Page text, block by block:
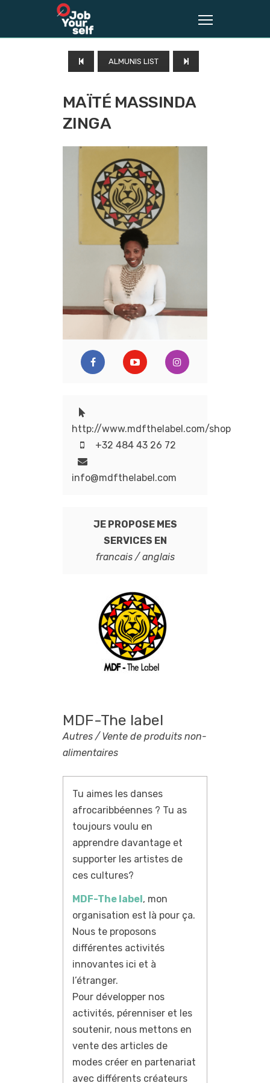
ALMUNIS LIST
MAÏTÉ MASSINDA
ZINGA
http://www.mdfthelabel.com/shop
+32 484 43 26 72
info@mdfthelabel.com
JE PROPOSE MES
SERVICES EN
francais / anglais
MDF-The label
Autres / Vente de produits non-
alimentaires
Tu aimes les danses
afrocaribbéennes ? Tu as
toujours voulu en
apprendre davantage et
supporter les artistes de
ces cultures?
MDF-The label , mon
organisation est là pour ça.
Nous te proposons
différentes activités
innovantes ici et à
l’étranger.
Pour développer nos
activités, pérenniser et les
soutenir, nous mettons en
vente des articles de
modes créer en partenariat
avec différents créateurs